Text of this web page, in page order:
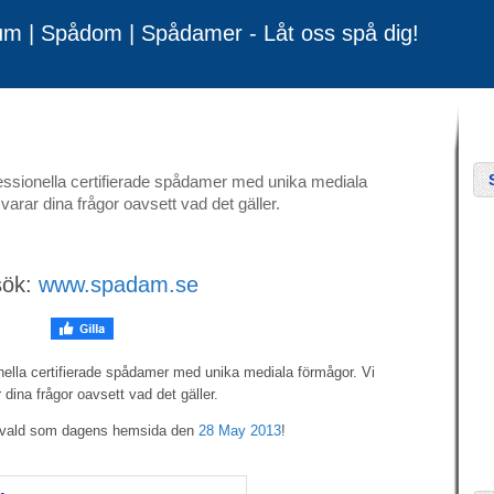
| Spådom | Spådamer - Låt oss spå dig!
certifierade spådamer med unika mediala
dina frågor oavsett vad det gäller.
www.spadam.se
certifierade spådamer med unika mediala förmågor. Vi
dina frågor oavsett vad det gäller.
som dagens hemsida den 28 May 2013!